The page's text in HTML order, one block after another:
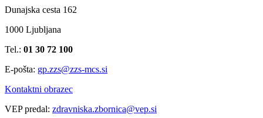
Dunajska cesta 162
1000 Ljubljana
Tel.: 01 30 72 100
E-pošta: gp.zzs@zzs-mcs.si
Kontaktni obrazec
VEP predal: zdravniska.zbornica@vep.si